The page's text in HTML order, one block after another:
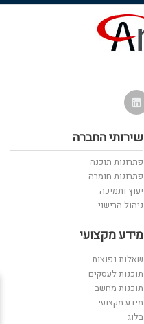
שירותי החברה
פתרונות תוכנה
פתרונות חומרה
יעוץ ותמיכה
ניהול הרישוי
מידע מקצועי
שאלות נפוצות
תוכנות לעסקים
תוכנות מחשב
מידע מקצועי
בלוג